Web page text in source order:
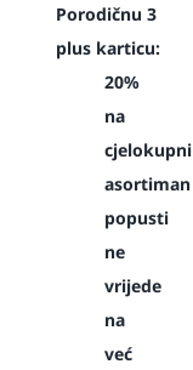
Porodičnu 3
plus karticu:
20%
na
cjelokupni
asortiman
popusti
ne
vrijede
na
već